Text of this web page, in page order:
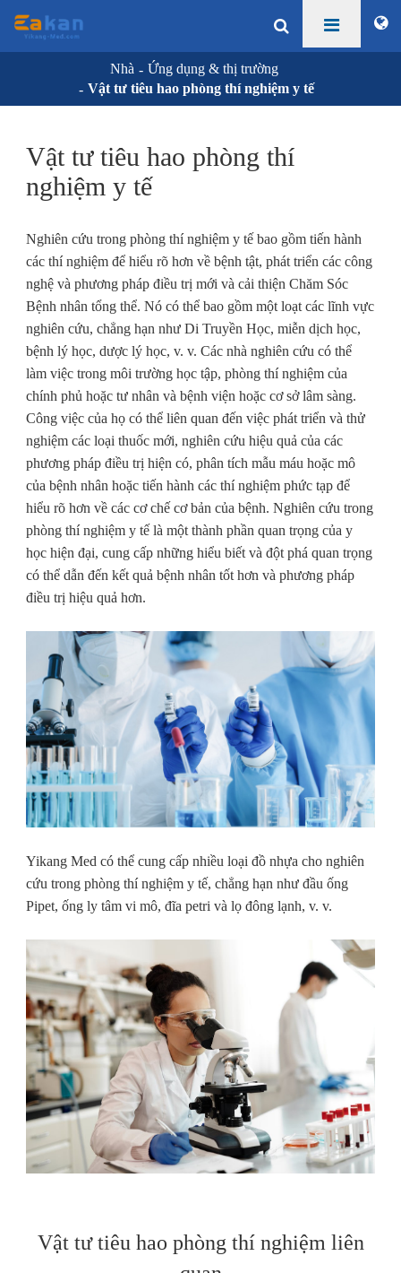
Nhà
Ứng dụng & thị trường
Vật tư tiêu hao phòng thí nghiệm y tế
Vật tư tiêu hao phòng thí
nghiệm y tế
Nghiên cứu trong phòng thí nghiệm y tế bao gồm tiến hành
các thí nghiệm để hiểu rõ hơn về bệnh tật, phát triển các công
nghệ và phương pháp điều trị mới và cải thiện Chăm Sóc
Bệnh nhân tổng thể. Nó có thể bao gồm một loạt các lĩnh vực
nghiên cứu, chẳng hạn như Di Truyền Học, miễn dịch học,
bệnh lý học, dược lý học, v. v. Các nhà nghiên cứu có thể
làm việc trong môi trường học tập, phòng thí nghiệm của
chính phủ hoặc tư nhân và bệnh viện hoặc cơ sở lâm sàng.
Công việc của họ có thể liên quan đến việc phát triển và thử
nghiệm các loại thuốc mới, nghiên cứu hiệu quả của các
phương pháp điều trị hiện có, phân tích mẫu máu hoặc mô
của bệnh nhân hoặc tiến hành các thí nghiệm phức tạp để
hiểu rõ hơn về các cơ chế cơ bản của bệnh. Nghiên cứu trong
phòng thí nghiệm y tế là một thành phần quan trọng của y
học hiện đại, cung cấp những hiểu biết và đột phá quan trọng
có thể dẫn đến kết quả bệnh nhân tốt hơn và phương pháp
điều trị hiệu quả hơn.
Yikang Med có thể cung cấp nhiều loại đồ nhựa cho nghiên
cứu trong phòng thí nghiệm y tế, chẳng hạn như đầu ống
Pipet, ống ly tâm vi mô, đĩa petri và lọ đông lạnh, v. v.
Vật tư tiêu hao phòng thí nghiệm liên